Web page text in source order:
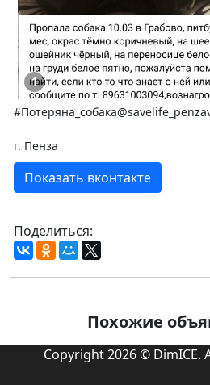
1
г. Пенза
Показать вконтакте
Поделиться:
Похожие
Copyright 2026 © DimICE.